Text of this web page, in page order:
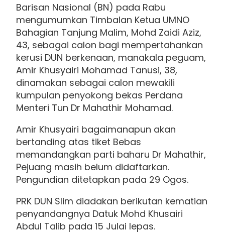
Barisan Nasional (BN) pada Rabu
mengumumkan Timbalan Ketua UMNO
Bahagian Tanjung Malim, Mohd Zaidi Aziz,
43, sebagai calon bagi mempertahankan
kerusi DUN berkenaan, manakala peguam,
Amir Khusyairi Mohamad Tanusi, 38,
dinamakan sebagai calon mewakili
kumpulan penyokong bekas Perdana
Menteri Tun Dr Mahathir Mohamad.
Amir Khusyairi bagaimanapun akan
bertanding atas tiket Bebas
memandangkan parti baharu Dr Mahathir,
Pejuang masih belum didaftarkan.
Pengundian ditetapkan pada 29 Ogos.
PRK DUN Slim diadakan berikutan kematian
penyandangnya Datuk Mohd Khusairi
Abdul Talib pada 15 Julai lepas.